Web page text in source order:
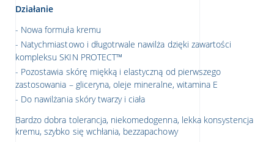
Działanie
Nowa formuła kremu
Natychmiastowo i długotrwale nawilża dzięki zawartości
kompleksu SKIN PROTECT™
Pozostawia skórę miękką i elastyczną od pierwszego
zastosowania – gliceryna, oleje mineralne, witamina E
Do nawilżania skóry twarzy i ciała
Bardzo dobra tolerancja, niekomedogenna, lekka konsystencja
kremu, szybko się wchłania, bezzapachowy